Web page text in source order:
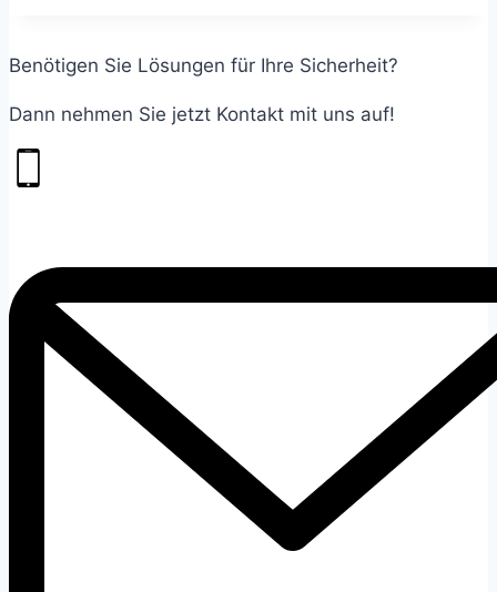
Benötigen Sie Lösungen für Ihre Sicherheit?
Dann nehmen Sie jetzt Kontakt mit uns auf!